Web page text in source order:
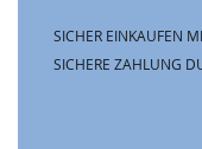
SICHER EINKAUFEN
SICHERE ZAHLUNG